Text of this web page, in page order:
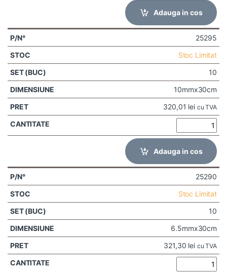
Adauga in cos
25295
Stoc Limitat
10
10mmx30cm
320,01 lei cu TVA
Adauga in cos
25290
Stoc Limitat
10
6.5mmx30cm
321,30 lei cu TVA